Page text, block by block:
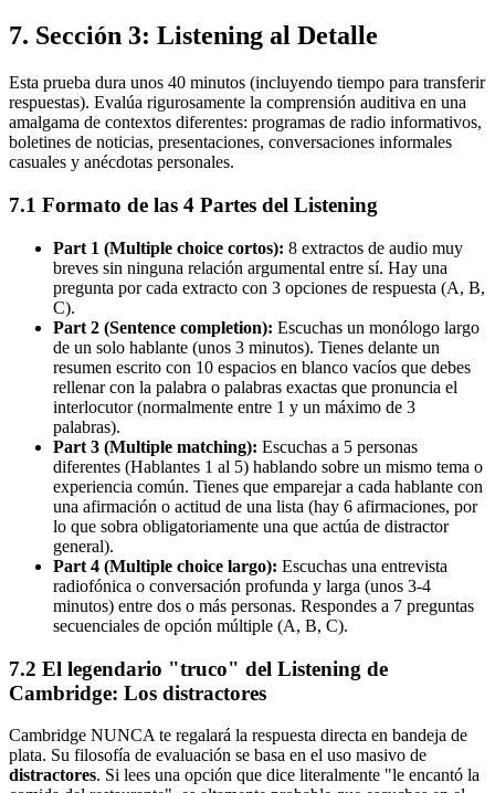
7. Sección 3: Listening al Detalle
Esta prueba dura unos 40 minutos (incluyendo tiempo para transferir
respuestas). Evalúa rigurosamente la comprensión auditiva en una
amalgama de contextos diferentes: programas de radio informativos,
boletines de noticias, presentaciones, conversaciones informales
casuales y anécdotas personales.
7.1 Formato de las 4 Partes del Listening
Part 1 (Multiple choice cortos): 8 extractos de audio muy
breves sin ninguna relación argumental entre sí. Hay una
pregunta por cada extracto con 3 opciones de respuesta (A, B,
C).
Part 2 (Sentence completion): Escuchas un monólogo largo
de un solo hablante (unos 3 minutos). Tienes delante un
resumen escrito con 10 espacios en blanco vacíos que debes
rellenar con la palabra o palabras exactas que pronuncia el
interlocutor (normalmente entre 1 y un máximo de 3
palabras).
Part 3 (Multiple matching): Escuchas a 5 personas
diferentes (Hablantes 1 al 5) hablando sobre un mismo tema o
experiencia común. Tienes que emparejar a cada hablante con
una afirmación o actitud de una lista (hay 6 afirmaciones, por
lo que sobra obligatoriamente una que actúa de distractor
general).
Part 4 (Multiple choice largo): Escuchas una entrevista
radiofónica o conversación profunda y larga (unos 3-4
minutos) entre dos o más personas. Respondes a 7 preguntas
secuenciales de opción múltiple (A, B, C).
7.2 El legendario "truco" del Listening de
Cambridge: Los distractores
Cambridge NUNCA te regalará la respuesta directa en bandeja de
plata. Su filosofía de evaluación se basa en el uso masivo de
distractores. Si lees una opción que dice literalmente "le encantó la